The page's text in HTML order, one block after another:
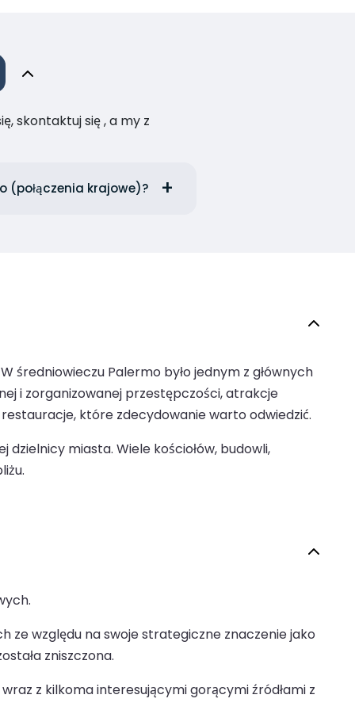
skontaktuj się , a my z
(połączenia krajowe)?
średniowieczu Palermo było jednym z głównych
i zorganizowanej przestępczości, atrakcje
które zdecydowanie warto odwiedzić.
miasta. Wiele kościołów, budowli,
ze względu na swoje strategiczne znaczenie jako
zniszczona.
z kilkoma interesującymi gorącymi źródłami z